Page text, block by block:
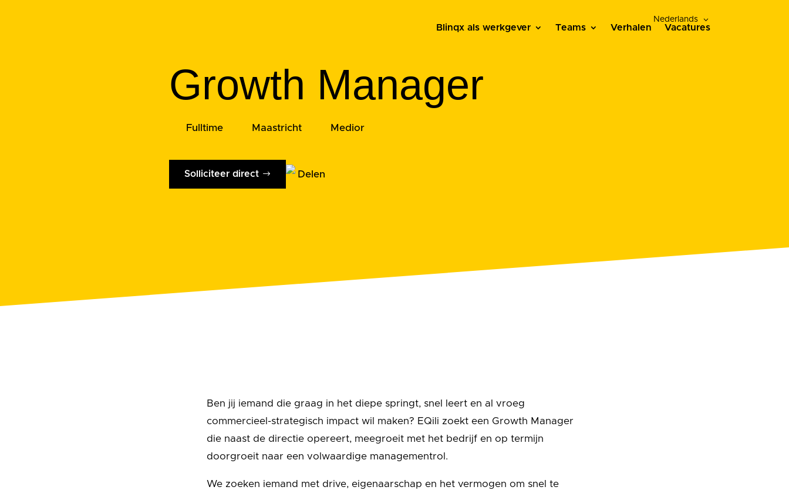
Nederlands
Blinqx als werkgever Teams Verhalen Vacatures
Growth Manager
Fulltime Maastricht Medior
Solliciteer direct Delen
Ben jij iemand die graag in het diepe springt, snel leert en al vroeg
commercieel-strategisch impact wil maken? EQili zoekt een Growth Manager
die naast de directie opereert, meegroeit met het bedrijf en op termijn
doorgroeit naar een volwaardige managementrol.
We zoeken iemand met drive, eigenaarschap en het vermogen om snel te